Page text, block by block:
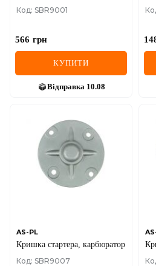
Код: SBR9001
566 грн
КУПИТИ
Відправка 10.08
AS-PL
Кришка стартера, карбюратор
Код: SBR9007